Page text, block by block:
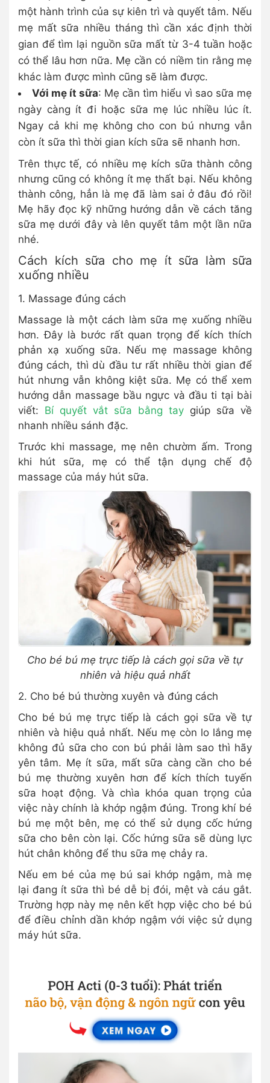
một hành trình của sự kiên trì và quyết tâm. Nếu
mẹ mất sữa nhiều tháng thì cần xác định thời
gian để tìm lại nguồn sữa mất từ 3-4 tuần hoặc
có thể lâu hơn nữa. Mẹ cần có niềm tin rằng mẹ
khác làm được mình cũng sẽ làm được.
Với mẹ ít sữa: Mẹ cần tìm hiểu vì sao sữa mẹ
ngày càng ít đi hoặc sữa mẹ lúc nhiều lúc ít.
Ngay cả khi mẹ không cho con bú nhưng vẫn
còn ít sữa thì thời gian kích sữa sẽ nhanh hơn.
Trên thực tế, có nhiều mẹ kích sữa thành công
nhưng cũng có không ít mẹ thất bại. Nếu không
thành công, hẳn là mẹ đã làm sai ở đâu đó rồi!
Mẹ hãy đọc kỹ những hướng dẫn về cách tăng
sữa mẹ dưới đây và lên quyết tâm một lần nữa
nhé.
Cách kích sữa cho mẹ ít sữa làm sữa
xuống nhiều
1. Massage đúng cách
Massage là một cách làm sữa mẹ xuống nhiều
hơn. Đây là bước rất quan trọng để kích thích
phản xạ xuống sữa. Nếu mẹ massage không
đúng cách, thì dù đầu tư rất nhiều thời gian để
hút nhưng vẫn không kiệt sữa. Mẹ có thể xem
hướng dẫn massage bầu ngực và đầu ti tại bài
viết: Bí quyết vắt sữa bằng tay giúp sữa về
nhanh nhiều sánh đặc.
Trước khi massage, mẹ nên chườm ấm. Trong
khi hút sữa, mẹ có thể tận dụng chế độ
massage của máy hút sữa.
Cho bé bú mẹ trực tiếp là cách gọi sữa về tự
nhiên và hiệu quả nhất
2. Cho bé bú thường xuyên và đúng cách
Cho bé bú mẹ trực tiếp là cách gọi sữa về tự
nhiên và hiệu quả nhất. Nếu mẹ còn lo lắng mẹ
không đủ sữa cho con bú phải làm sao thì hãy
yên tâm. Mẹ ít sữa, mất sữa càng cần cho bé
bú mẹ thường xuyên hơn để kích thích tuyến
sữa hoạt động. Và chìa khóa quan trọng của
việc này chính là khớp ngậm đúng. Trong khí bé
bú mẹ một bên, mẹ có thể sử dụng cốc hứng
sữa cho bên còn lại. Cốc hứng sữa sẽ dùng lực
hút chân không để thu sữa mẹ chảy ra.
Nếu em bé của mẹ bú sai khớp ngậm, mà mẹ
lại đang ít sữa thì bé dễ bị đói, mệt và cáu gắt.
Trường hợp này mẹ nên kết hợp việc cho bé bú
để điều chỉnh dần khớp ngậm với việc sử dụng
máy hút sữa.